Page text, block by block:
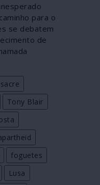
para o
se debatem
de
Tony Blair
foguetes
Lusa